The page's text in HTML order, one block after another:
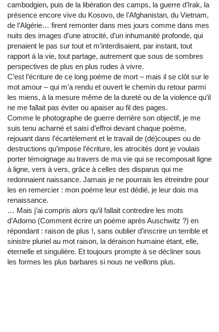
cambodgien, puis de la libération des camps, la guerre d’Irak, la
présence encore vive du Kosovo, de l’Afghanistan, du Vietnam,
de l’Algérie… firent remonter dans mes jours comme dans mes
nuits des images d’une atrocité, d’un inhumanité profonde, qui
prenaient le pas sur tout et m’interdisaient, par instant, tout
rapport à la vie, tout partage, autrement que sous de sombres
perspectives de plus en plus rudes à vivre.
C’est l’écriture de ce long poème de mort – mais il se clôt sur le
mot amour – qui m’a rendu et ouvert le chemin du retour parmi
les miens, à la mesure même de la dureté ou de la violence qu’il
ne me fallait pas éviter ou apaiser au fil des pages.
Comme le photographe de guerre derrière son objectif, je me
suis tenu acharné et saisi d’effroi devant chaque poème,
rejouant dans l’écartèlement et le travail de (dé)coupes ou de
destructions qu’impose l’écriture, les atrocités dont je voulais
porter témoignage au travers de ma vie qui se recomposait ligne
à ligne, vers à vers, grâce à celles des disparus qui me
redonnaient naissance. Jamais je ne pourrais les étreindre pour
les en remercier : mon poème leur est dédié, je leur dois ma
renaissance.
… Mais j’ai compris alors qu’il fallait contredire les mots
d’Adorno (Comment écrire un poème après Auschwitz ?) en
répondant : raison de plus !, sans oublier d’inscrire un terrible et
sinistre pluriel au mot raison, la déraison humaine étant, elle,
éternelle et singulière. Et toujours prompte à se décliner sous
les formes les plus barbares si nous ne veillons plus.